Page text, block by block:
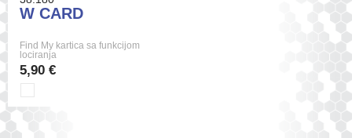
W CARD
Find My kartica sa funkcijom
lociranja
5,90 €